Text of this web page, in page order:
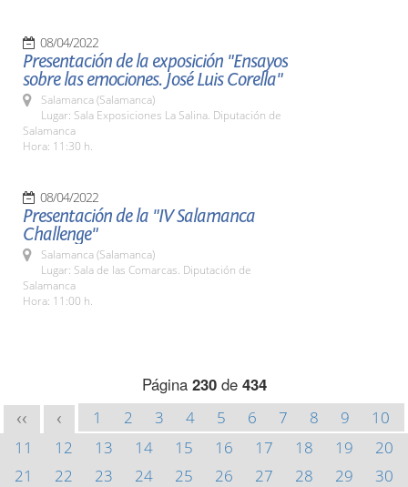
08/04/2022
Presentación de la exposición "Ensayos
sobre las emociones. José Luis Corella"
Salamanca (Salamanca)
Lugar: Sala Exposiciones La Salina. Diputación de
Salamanca
Hora: 11:30 h.
08/04/2022
Presentación de la "IV Salamanca
Challenge"
Salamanca (Salamanca)
Lugar: Sala de las Comarcas. Diputación de
Salamanca
Hora: 11:00 h.
Página 230de 434
<< < 1 2 3 4 5 6 7 8 9
10
11
12 13 14 15 16 17 18 19
20
21
22 23 24 25 26 27 28 29
30